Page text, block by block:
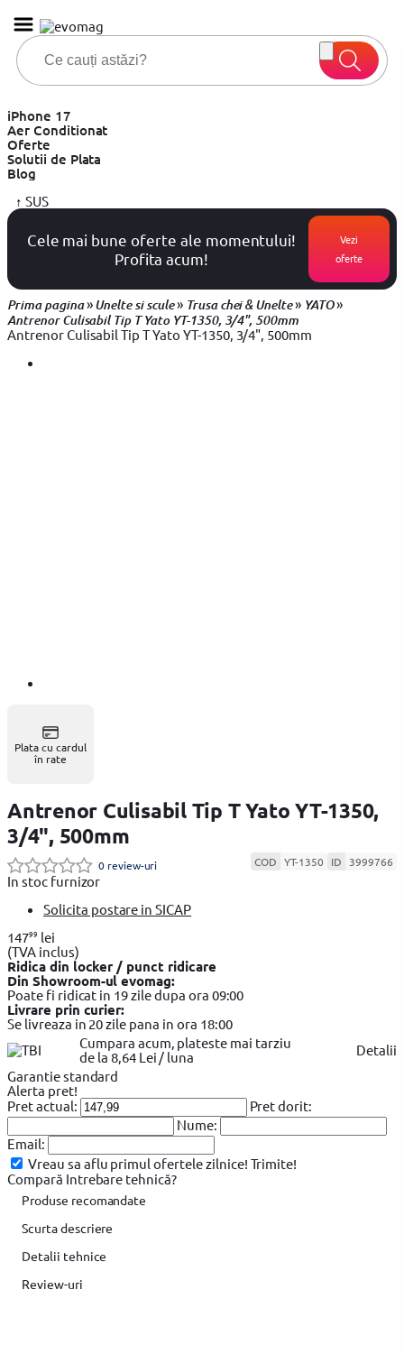
iPhone 17
Aer Conditionat
Oferte
Solutii de Plata
Blog
↑ SUS
Cele mai bune oferte ale momentului!
Profita acum!
Vezi
oferte
Prima pagina»Unelte si scule» Trusa chei & Unelte» YATO»
Antrenor Culisabil Tip T Yato YT-1350, 3/4", 500mm
Antrenor Culisabil Tip T Yato YT-1350, 3/4", 500mm
Plata cu cardul
în rate
Antrenor Culisabil Tip T Yato YT-1350,
3/4", 500mm
0 review-uri COD YT-1350 ID 3999766
In stoc furnizor
Solicita postare in SICAP
14799 lei
(TVA inclus)
Ridica din locker / punct ridicare
Din Showroom-ul evomag:
Poate fi ridicat in 19 zile dupa ora 09:00
Livrare prin curier:
Se livreaza in 20 zile pana in ora 18:00
Cumpara acum, plateste mai tarziu
de la 8,64 Lei / luna
Detalii
Garantie standard
Alerta pret!
Pret actual:
Pret dorit:
Nume:
Email:
Vreau sa aflu primul ofertele zilnice! Trimite!
Compară Intrebare tehnică?
Produse recomandate
Scurta descriere
Detalii tehnice
Review-uri